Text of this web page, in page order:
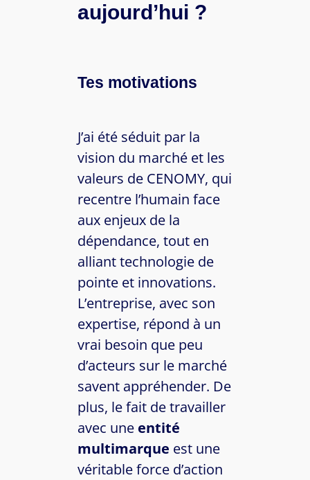
aujourd’hui ?
Tes motivations
J’ai été séduit par la
vision du marché et les
valeurs de CENOMY, qui
recentre l’humain face
aux enjeux de la
dépendance, tout en
alliant technologie de
pointe et innovations.
L’entreprise, avec son
expertise, répond à un
vrai besoin que peu
d’acteurs sur le marché
savent appréhender. De
plus, le fait de travailler
avec une entité
multimarque est une
véritable force d’action